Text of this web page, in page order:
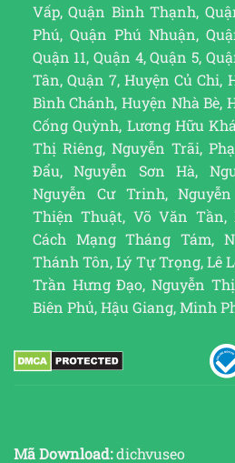
Vấp, Quận Bình Thạnh,
Phú, Quận Phú Nhuận,
Quận 11, Quận 4, Quận 5,
Tân, Quận 7, Huyện Củ Chi,
Bình Chánh, Huyện Nhà Bè,
Cống Quỳnh, Lương Hữu
Thị Riêng, Nguyễn Trãi,
Đẩu, Nguyễn Sơn Hà,
Nguyễn Cư Trinh,
Thiện Thuật, Võ Văn Tần,
Cách Mạng Tháng Tám,
Thánh Tôn, Lý Tự Trọng, Lê
Trần Hưng Đạo, Nguyễn
Biên Phủ, Hậu Giang, Minh
Mã Download:dichvuseo